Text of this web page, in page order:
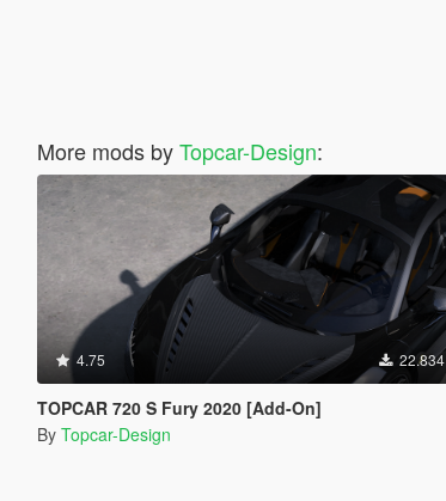
More mods byTopcar-Design:
4.75 22.834
TOPCAR 720 S Fury 2020 [Add-On]
By Topcar-Design